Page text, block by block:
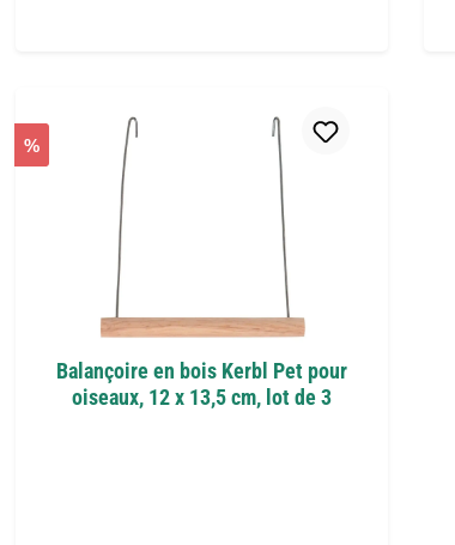
%
Balançoire en bois Kerbl Pet pour
oiseaux, 12 x 13,5 cm, lot de 3